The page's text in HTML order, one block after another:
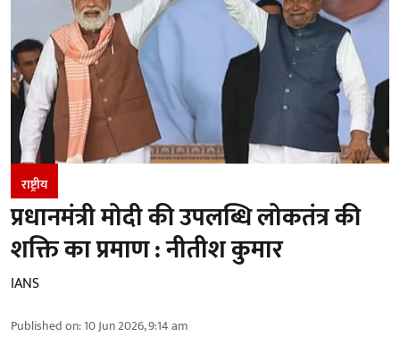
राष्ट्रीय
प्रधानमंत्री मोदी की उपलब्धि लोकतंत्र की
शक्ति का प्रमाण : नीतीश कुमार
IANS
Published on:10 Jun 2026, 9:14 am